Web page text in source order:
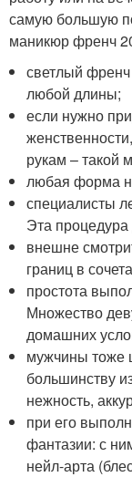
самую большую
маникюр френч
светлый френч
любой длины;
если нужно
рукам – такой
любая форма
специалисты
Эта процедура
внешне
границ в
простота
Множество
домашних
мужчины тоже
большинству
нежность,
при его
фантазии: с
нейл-арта